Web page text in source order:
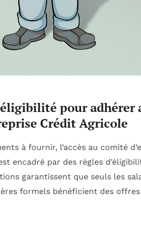
pour adhérer
Crédit Agricole
à fournir, l’accès au comité
encadré par des règles
garantissent que seuls les
formels bénéficient des